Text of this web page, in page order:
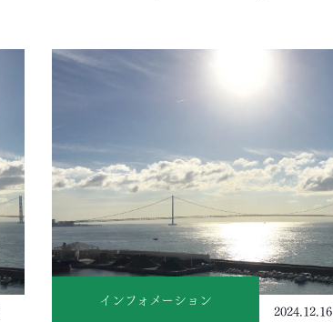
インフォメーション
2024.12.16